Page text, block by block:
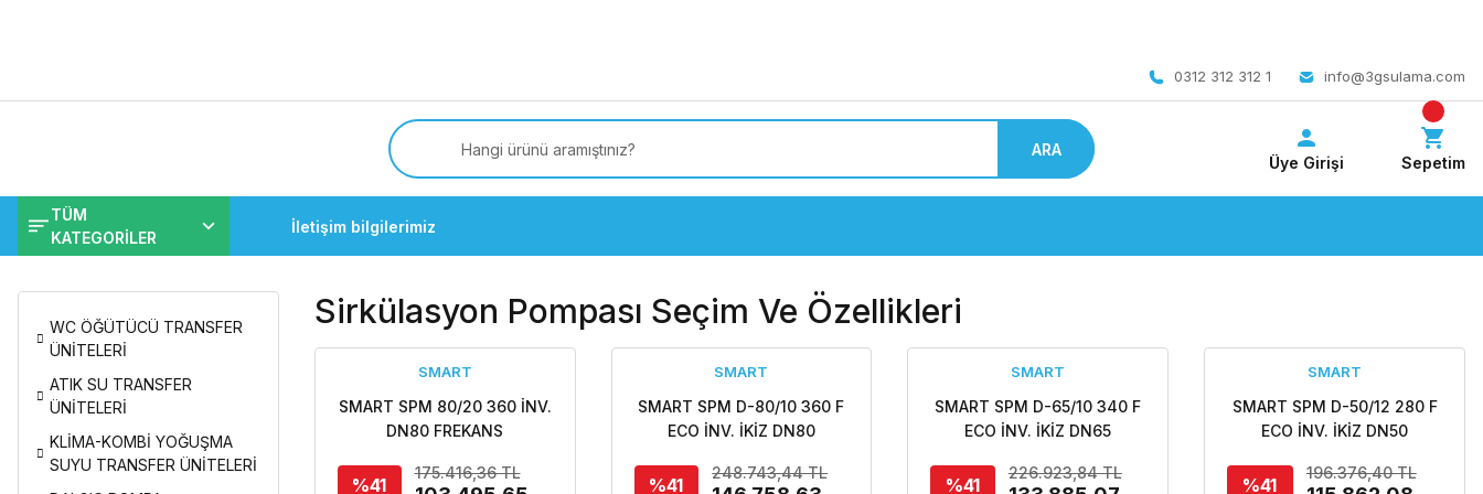
0312 312 312 1 info@3gsulama.com
ARA
Üye Girişi Sepetim
TÜM
KATEGORİLER
İletişim bilgilerimiz
WC ÖĞÜTÜCÜ TRANSFER
ÜNİTELERİ
ATIK SU TRANSFER
ÜNİTELERİ
KLİMA-KOMBİ YOĞUŞMA
SUYU TRANSFER ÜNİTELERİ
Sirkülasyon Pompası Seçim Ve Özellikleri
SMART
SMART SPM 80/20 360 İNV.
DN80 FREKANS
SİRKÜLASYON POMPASI
%41
175.416,36 TL
SMART
SMART SPM D-80/10 360 F
ECO İNV. İKİZ DN80
FLANŞLI ECO İKİZ TİP
%41
248.743,44 TL
SMART
SMART SPM D-65/10 340 F
ECO İNV. İKİZ DN65
FLANŞLI ECO İKİZ TİP
%41
226.923,84 TL
SMART
SMART SPM D-50/12 280 F
ECO İNV. İKİZ DN50
FLANŞLI ECO İKİZ TİP
%41
196.376,40 TL